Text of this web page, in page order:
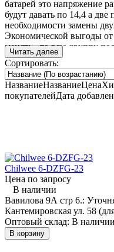
батарей это напряжение
будут давать по 14,4 а две
необходимости замены
Экономической выгоды
менять - то всю группу
Исключением из этого
механического
первые пол-года
неисправные батареи на
Крайние батареи
расположения
один бок
сторону и
в летние месяце
Вторая
клеммы и провода.
нагрев первой к
Читать далее
Сортировать:
НазваниеНазваниеЦена
покупателейДата
Chilwee 6-DZFG-23
Цена по запросу
В наличии
Вавилова 9А стр 6.:
Кантемировская ул. 58
Оптовый склад: В наличии
В корзину